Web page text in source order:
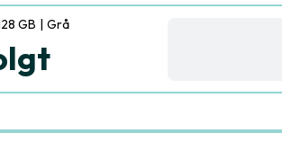
GB | Grå